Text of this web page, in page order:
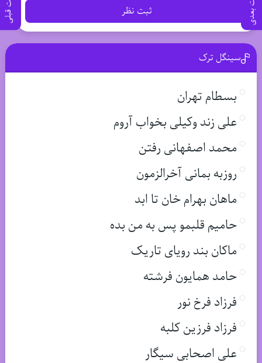
پست قبلی ثبت نظر
سینگل ترک
بسطام تهران
علی زند وکیلی بخواب آروم
محمد اصفهانی رفتن
روزبه بمانی آخرالزمون
ماهان بهرام خان تا ابد
حامیم قلبمو پس به من بده
ماکان بند رویای تاریک
حامد همایون فرشته
فرزاد فرخ نور
فرزاد فرزین کلبه
علی اصحابی سیگار